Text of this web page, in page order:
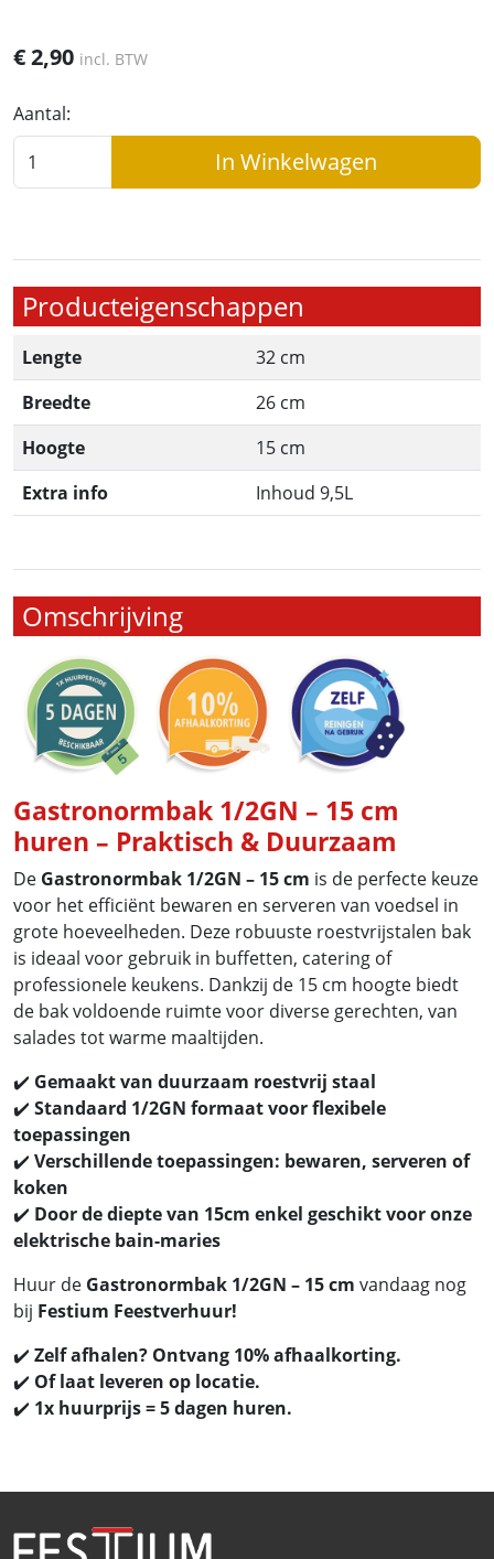
€2,90 incl. BTW
Aantal:
In Winkelwagen
Producteigenschappen
Lengte
32 cm
Breedte
26 cm
Hoogte
15 cm
Extra info
Inhoud 9,5L
Omschrijving
Gastronormbak 1/2GN – 15 cm
huren – Praktisch & Duurzaam
De Gastronormbak 1/2GN – 15 cm is de perfecte keuze
voor het efficiënt bewaren en serveren van voedsel in
grote hoeveelheden. Deze robuuste roestvrijstalen bak
is ideaal voor gebruik in buffetten, catering of
professionele keukens. Dankzij de 15 cm hoogte biedt
de bak voldoende ruimte voor diverse gerechten, van
salades tot warme maaltijden.
✔️ Gemaakt van duurzaam roestvrij staal
✔️ Standaard 1/2GN formaat voor flexibele
toepassingen
✔️ Verschillende toepassingen: bewaren, serveren of
koken
✔️ Door de diepte van 15cm enkel geschikt voor onze
elektrische bain-maries
Huur de Gastronormbak 1/2GN – 15 cm vandaag nog
bij Festium Feestverhuur!
✔️ Zelf afhalen? Ontvang 10% afhaalkorting.
✔️ Of laat leveren op locatie.
✔️ 1x huurprijs = 5 dagen huren.